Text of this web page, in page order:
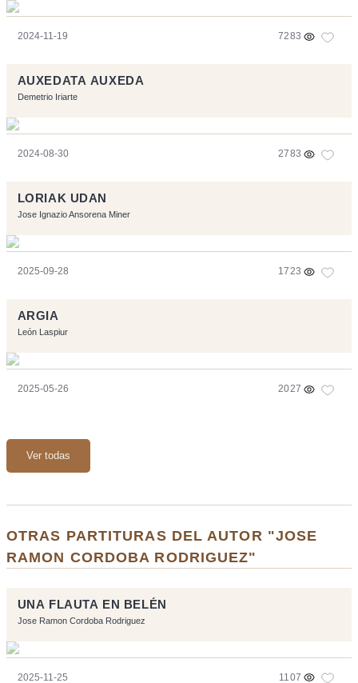
2024-11-19 7283
AUXEDATA AUXEDA
Demetrio Iriarte
2024-08-30 2783
LORIAK UDAN
Jose Ignazio Ansorena Miner
2025-09-28 1723
ARGIA
León Laspiur
2025-05-26 2027
Ver todas
OTRAS PARTITURAS DEL AUTOR "JOSE
RAMON CORDOBA RODRIGUEZ"
UNA FLAUTA EN BELÉN
Jose Ramon Cordoba Rodriguez
2025-11-25 1107